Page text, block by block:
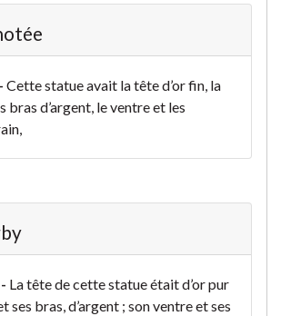
- Cette statue avait la tête d’or fin, la
bras d’argent, le ventre et les
- La tête de cette statue était d’or pur
ses bras, d’argent ; son ventre et ses